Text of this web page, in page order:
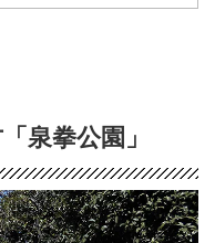
泉拳公園」